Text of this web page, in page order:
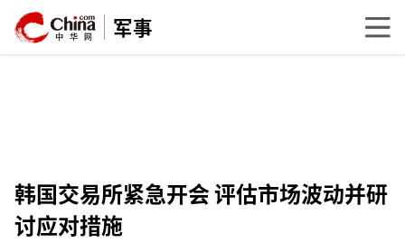
军事
韩国交易所紧急开会 评估市场波动并研
讨应对措施